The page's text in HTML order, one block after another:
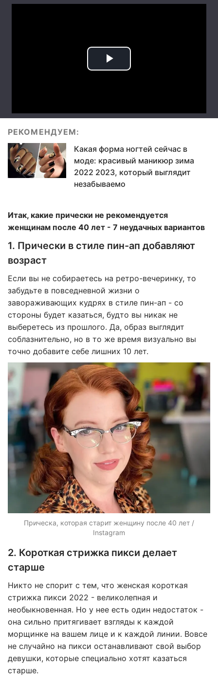
РЕКОМЕНДУЕМ:
Какая форма ногтей сейчас в
моде: красивый маникюр зима
2022 2023, который выглядит
незабываемо
Итак, какие прически не рекомендуется
женщинам после 40 лет - 7 неудачных вариантов
1. Прически в стиле пин-ап добавляют
возраст
Если вы не собираетесь на ретро-вечеринку, то
забудьте в повседневной жизни о
завораживающих кудрях в стиле пин-ап - со
стороны будет казаться, будто вы никак не
выберетесь из прошлого. Да, образ выглядит
соблазнительно, но в то же время визуально вы
точно добавите себе лишних 10 лет.
Прическа, которая старит женщину после 40 лет /
Instagram
2. Короткая стрижка пикси делает
старше
Никто не спорит с тем, что женская короткая
стрижка пикси 2022 - великолепная и
необыкновенная. Но у нее есть один недостаток -
она сильно притягивает взгляды к каждой
морщинке на вашем лице и к каждой линии. Вовсе
не случайно на пикси останавливают свой выбор
девушки, которые специально хотят казаться
старше.